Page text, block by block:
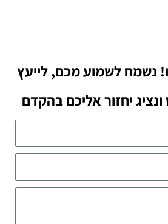
נשמח לשמוע מכם, לייעץ
יחזור אליכם בהקדם